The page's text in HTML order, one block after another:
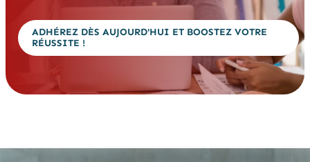
ADHÉREZ DÈS AUJOURD'HUI ET BOOSTEZ VOTRE
RÉUSSITE !